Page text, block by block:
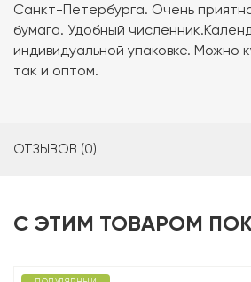
Санкт-Петербурга. Очень
бумага. Удобный
индивидуальной упаковке. Можно
так и оптом.
ОТЗЫВОВ (0)
С ЭТИМ ТОВАРОМ